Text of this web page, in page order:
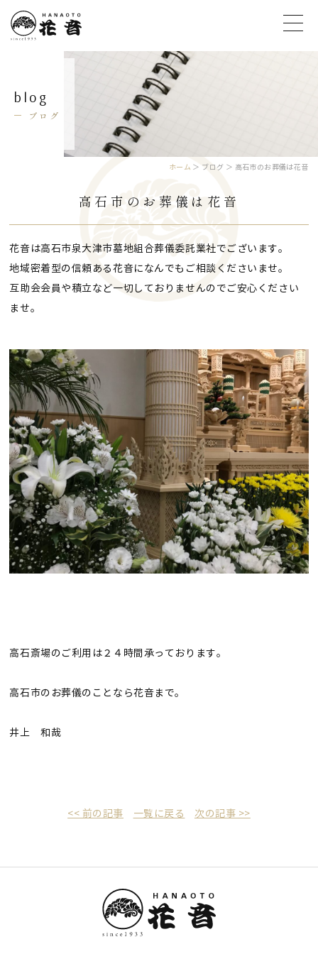
blog
ブログ
ホーム ＞ ブログ ＞ 高石市のお葬儀は花音
高石市のお葬儀は花音
花音は高石市泉大津市墓地組合葬儀委託業社でございます。
地域密着型の信頼ある花音になんでもご相談くださいませ。
互助会会員や積立など一切しておりませんのでご安心ください
ませ。
高石斎場のご利用は２４時間承っております。
高石市のお葬儀のことなら花音まで。
井上 和哉
<< 前の記事 一覧に戻る 次の記事 >>